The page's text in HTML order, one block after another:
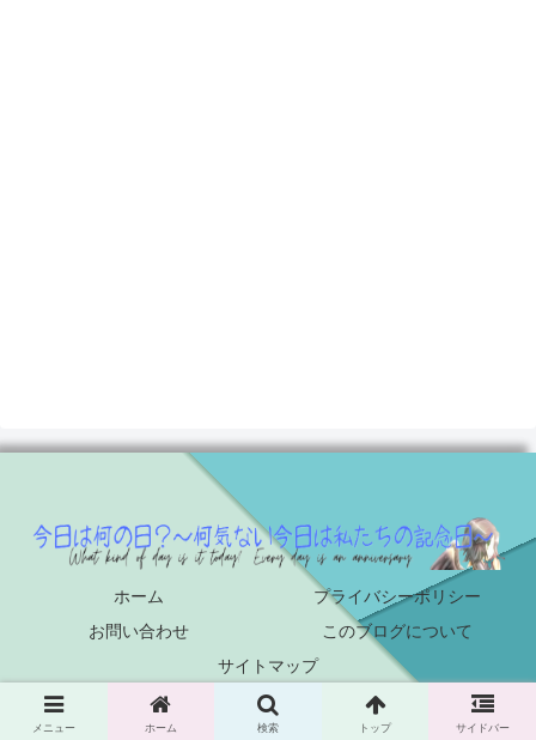
ホーム
プライバシーポリシー
お問い合わせ
このブログについて
サイトマップ
© 2022 今日は何の日？～何気ない今日は私たちの記念日～.
メニュー ホーム 検索 トップ サイドバー